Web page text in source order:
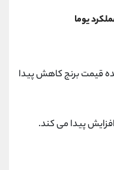
یوما
که در مدت 1 سال آینده قیمت برنج کاهش پیدا
پیدا می کند.